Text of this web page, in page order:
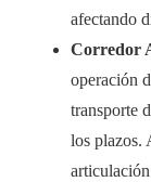
afectando
Corredor
operación
transporte
los plazos.